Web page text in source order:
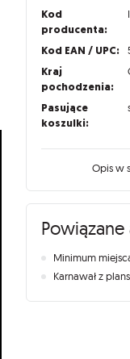
Kod
producenta:
Kod EAN / UPC:
Kraj
pochodzenia:
Pasujące
koszulki:
Opis w
Powiązane
Minimum
Karnawał z